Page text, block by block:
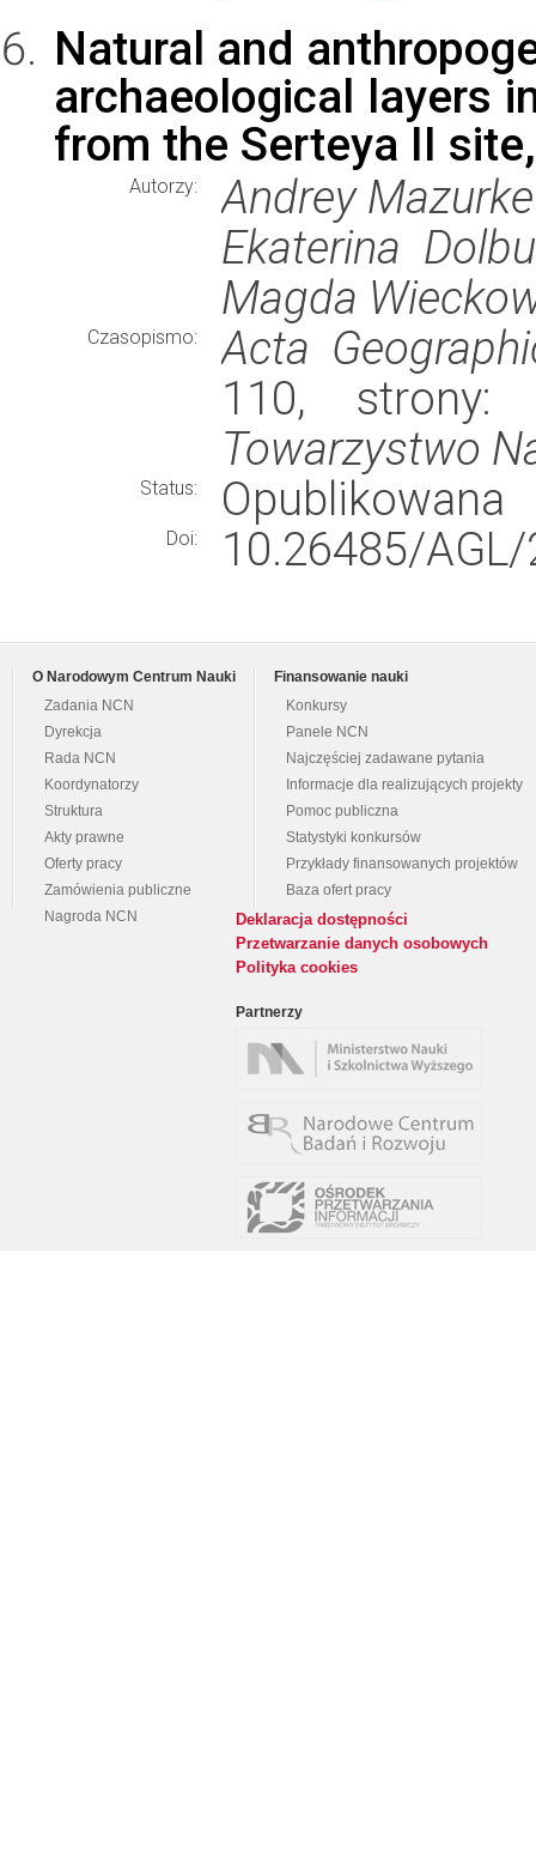
Natural and
archaeological layers
from the Serteya II
Autorzy:
Andrey
Ekaterina
Magda
Czasopismo:
Acta
110, strony:
Towarzystwo
Status: Opublikowana
Doi: 10.26485/
O Narodowym Centrum Nauki
Zadania NCN
Dyrekcja
Rada NCN
Koordynatorzy
Struktura
Akty prawne
Oferty pracy
Zamówienia publiczne
Nagroda NCN
Finansowanie nauki
Konkursy
Panele NCN
Najczęściej zadawane pytania
Informacje dla realizujących projekty
Pomoc publiczna
Statystyki konkursów
Przykłady finansowanych projektów
Baza ofert pracy
Deklaracja dostępności
Przetwarzanie danych osobowych
Polityka cookies
Partnerzy